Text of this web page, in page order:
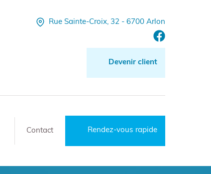
Rue Sainte-Croix, 32 - 6700 Arlon
Devenir client
Contact Rendez-vous rapide